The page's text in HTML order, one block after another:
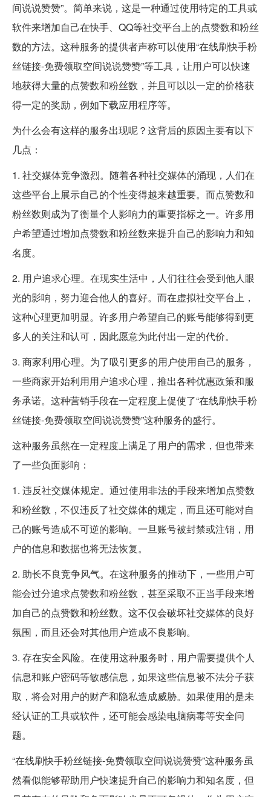
间说说赞赞”。简单来说，这是一种通过使用特定的工具或
软件来增加自己在快手、QQ等社交平台上的点赞数和粉丝
数的方法。这种服务的提供者声称可以使用“在线刷快手粉
丝链接-免费领取空间说说赞赞”等工具，让用户可以快速
地获得大量的点赞数和粉丝数，并且可以以一定的价格获
得一定的奖励，例如下载应用程序等。
为什么会有这样的服务出现呢？这背后的原因主要有以下
几点：
1. 社交媒体竞争激烈。随着各种社交媒体的涌现，人们在
这些平台上展示自己的个性变得越来越重要。而点赞数和
粉丝数则成为了衡量个人影响力的重要指标之一。许多用
户希望通过增加点赞数和粉丝数来提升自己的影响力和知
名度。
2. 用户追求心理。在现实生活中，人们往往会受到他人眼
光的影响，努力迎合他人的喜好。而在虚拟社交平台上，
这种心理更加明显。许多用户希望自己的账号能够得到更
多人的关注和认可，因此愿意为此付出一定的代价。
3. 商家利用心理。为了吸引更多的用户使用自己的服务，
一些商家开始利用用户追求心理，推出各种优惠政策和服
务承诺。这种营销手段在一定程度上促使了“在线刷快手粉
丝链接-免费领取空间说说赞赞”这种服务的盛行。
这种服务虽然在一定程度上满足了用户的需求，但也带来
了一些负面影响：
1. 违反社交媒体规定。通过使用非法的手段来增加点赞数
和粉丝数，不仅违反了社交媒体的规定，而且还可能对自
己的账号造成不可逆的影响。一旦账号被封禁或注销，用
户的信息和数据也将无法恢复。
2. 助长不良竞争风气。在这种服务的推动下，一些用户可
能会过分追求点赞数和粉丝数，甚至采取不正当手段来增
加自己的点赞数和粉丝数。这不仅会破坏社交媒体的良好
氛围，而且还会对其他用户造成不良影响。
3. 存在安全风险。在使用这种服务时，用户需要提供个人
信息和账户密码等敏感信息，如果这些信息被不法分子获
取，将会对用户的财产和隐私造成威胁。如果使用的是未
经认证的工具或软件，还可能会感染电脑病毒等安全问
题。
“在线刷快手粉丝链接-免费领取空间说说赞赞”这种服务虽
然看似能够帮助用户快速提升自己的影响力和知名度，但